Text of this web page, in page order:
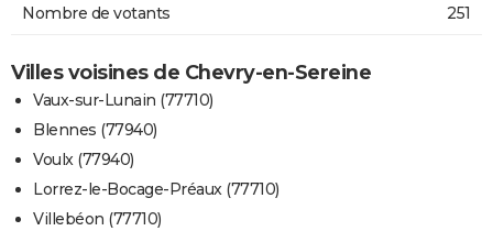
Nombre de votants 251
Villes voisines de Chevry-en-Sereine
Vaux-sur-Lunain (77710)
Blennes (77940)
Voulx (77940)
Lorrez-le-Bocage-Préaux (77710)
Villebéon (77710)